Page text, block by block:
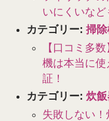
いにくいなど
カテゴリー: 掃
【口コミ多
機は本当に
証！
カテゴリー: 炊
失敗しない